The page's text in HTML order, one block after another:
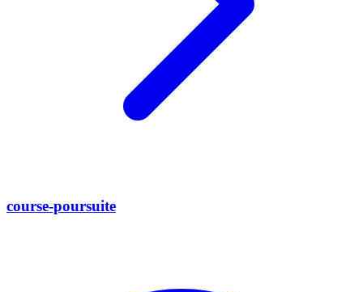
course-poursuite